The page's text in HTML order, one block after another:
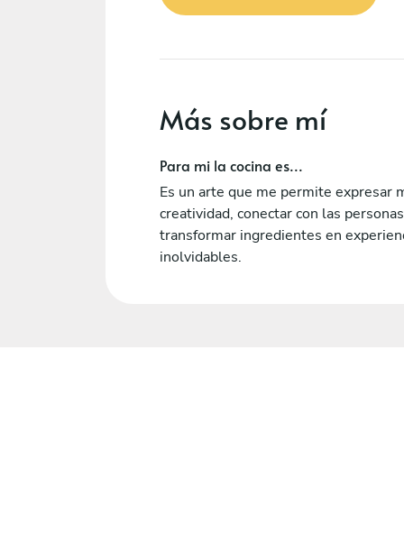
Más sobre mí
Para mi la cocina es...
Es un arte que me permite expresar
creatividad, conectar con las
transformar ingredientes en
inolvidables.